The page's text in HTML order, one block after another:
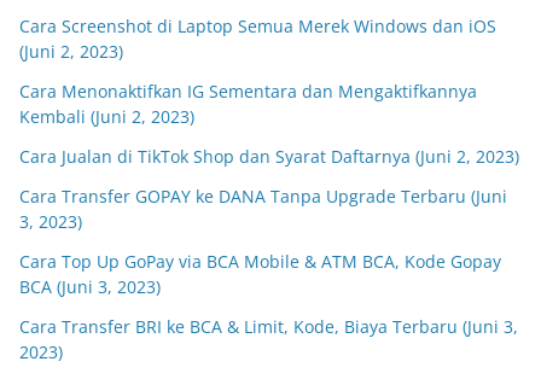
Cara Screenshot di Laptop Semua Merek Windows dan iOS
(Juni 2, 2023)
Cara Menonaktifkan IG Sementara dan Mengaktifkannya
Kembali (Juni 2, 2023)
Cara Jualan di TikTok Shop dan Syarat Daftarnya (Juni 2, 2023)
Cara Transfer GOPAY ke DANA Tanpa Upgrade Terbaru (Juni
3, 2023)
Cara Top Up GoPay via BCA Mobile & ATM BCA, Kode Gopay
BCA (Juni 3, 2023)
Cara Transfer BRI ke BCA & Limit, Kode, Biaya Terbaru (Juni 3,
2023)